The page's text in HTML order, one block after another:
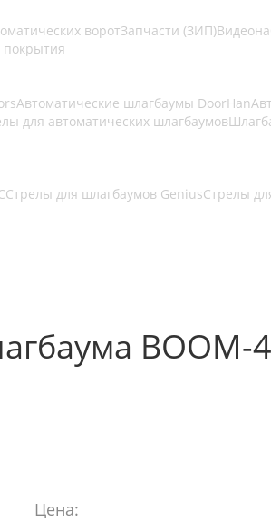
воротЗапчасти (ЗИП)
Автоматические шлагбаумы DoorHan
для автоматических шлагбаумов
Стрелы для шлагбаумов GeniusСтрелы
BOOM-
Цена: